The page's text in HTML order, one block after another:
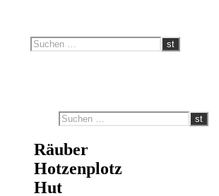
Räuber
Hotzenplotz
Hut